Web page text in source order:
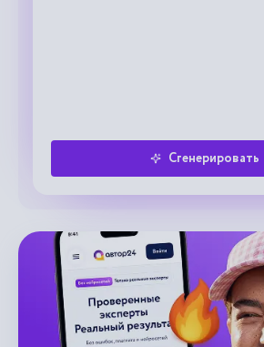
Сгенерировать